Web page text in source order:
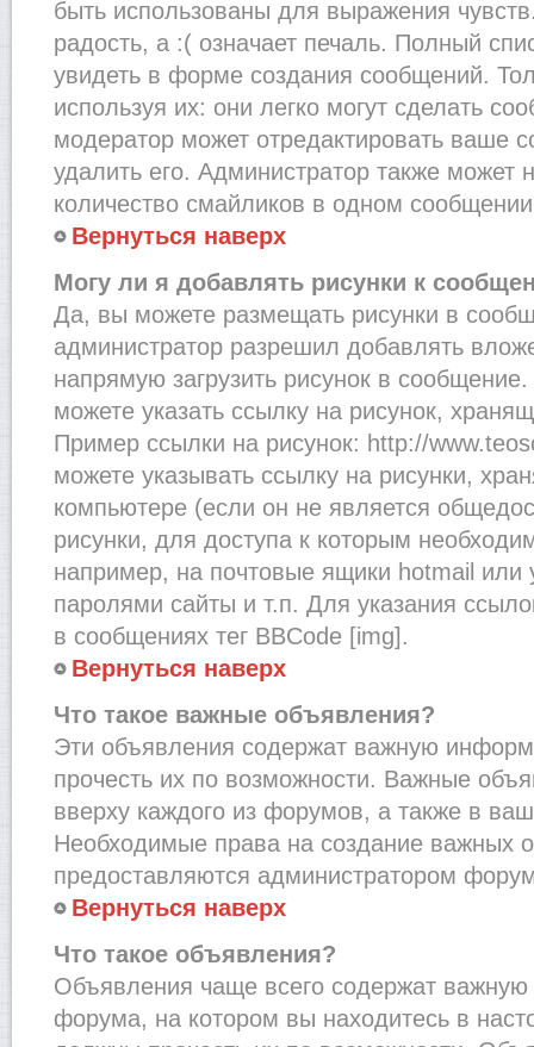
быть использованы для выражения
радость, а :( означает печаль. Полный
увидеть в форме создания сообщений.
используя их: они легко могут сделать
модератор может отредактировать ваше
удалить его. Администратор также может
количество смайликов в одном
Вернуться наверх
Могу ли я добавлять рисунки к
Да, вы можете размещать рисунки в
администратор разрешил добавлять
напрямую загрузить рисунок в
можете указать ссылку на рисунок,
Пример ссылки на рисунок: http://
можете указывать ссылку на рисунки,
компьютере (если он не является
рисунки, для доступа к которым
например, на почтовые ящики hotmail
паролями сайты и т.п. Для указания
в сообщениях тег BBCode [img].
Вернуться наверх
Что такое важные объявления?
Эти объявления содержат важную
прочесть их по возможности. Важные
вверху каждого из форумов, а также в
Необходимые права на создание важных
предоставляются администратором
Вернуться наверх
Что такое объявления?
Объявления чаще всего содержат
форума, на котором вы находитесь в